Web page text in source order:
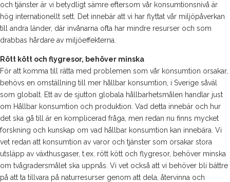
och tjänster är vi betydligt sämre eftersom vår konsumtionsnivå är
hög internationellt sett. Det innebär att vi har flyttat vår miljöpåverkan
till andra länder, där invånarna ofta har mindre resurser och som
drabbas hårdare av miljöeffekterna.
Rött kött och flygresor, behöver minska
För att komma till rätta med problemen som vår konsumtion orsakar,
behövs en omställning till mer hållbar konsumtion, i Sverige såväl
som globalt. Ett av de sjutton globala hållbarhetsmålen handlar just
om Hållbar konsumtion och produktion. Vad detta innebär och hur
det ska gå till är en komplicerad fråga, men redan nu finns mycket
forskning och kunskap om vad hållbar konsumtion kan innebära. Vi
vet redan att konsumtion av varor och tjänster som orsakar stora
utsläpp av växthusgaser, t.ex. rött kött och flygresor, behöver minska
om tvågradersmålet ska uppnås. Vi vet också att vi behöver bli bättre
på att ta tillvara på naturresurser genom att dela, återvinna och